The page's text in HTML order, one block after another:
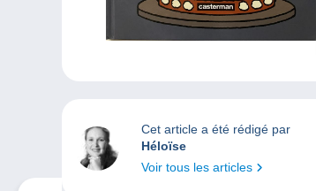
Cet article a été rédigé par
Héloïse
Voir tous les articles